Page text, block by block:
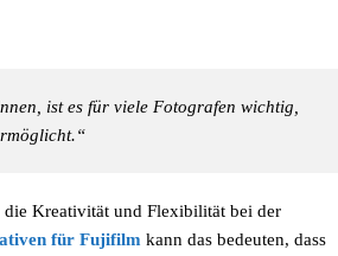
ist es für viele Fotografen wichtig,
Kreativität und Flexibilität bei der
für Fujifilm kann das bedeuten, dass